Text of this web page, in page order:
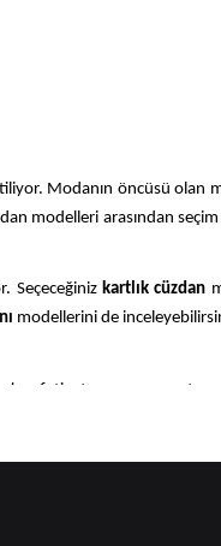
Modanın öncüsü olan
modelleri arasından
Seçeceğiniz kartlık cüzdan
modellerini de
kıyafetin tarzına uygun